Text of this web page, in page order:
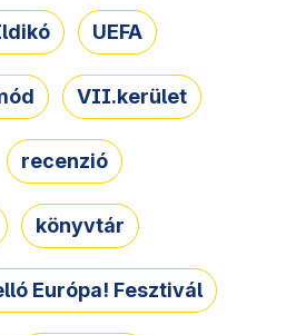
UEFA
VII.kerület
recenzió
könyvtár
Európa! Fesztivál